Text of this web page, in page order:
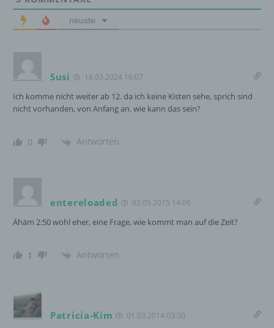
neuste
Susi 18.03.2024 16:07
Ich komme nicht weiter ab 12. da ich keine Kisten sehe, sprich sind
nicht vorhanden, von Anfang an. wie kann das sein?
0 Antworten
entereloaded 02.05.2015 14:06
Ähäm 2:50 wohl eher, eine Frage, wie kommt man auf die Zeit?
1 Antworten
Patricia-Kim 01.03.2014 03:30
sie mit der Verarbeitung der sie betreffenden
personenbezogenen Daten einverstanden
ist.
Name und Anschrift des für die Verarbeitung
Verantwortlichen
Verantwortlicher im Sinne der Datenschutz-
Datenschutzgesetze und anderer Bestimmungen
Schlehenweg 20
DE
Cookies / SessionStorage / LocalStorage